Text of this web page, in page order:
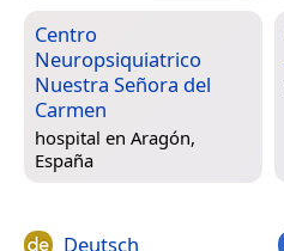
Centro
Neuropsiquiatrico
Nuestra Señora del
Carmen
hospital en Aragón,
España
Deutsch